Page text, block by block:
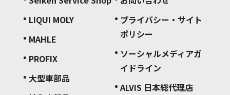
LIQUI MOLY
MAHLE
PROFIX
大型車部品
プライバシー・サイト
ポリシー
ソーシャルメディアガ
イドライン
ALVIS 日本総代理店